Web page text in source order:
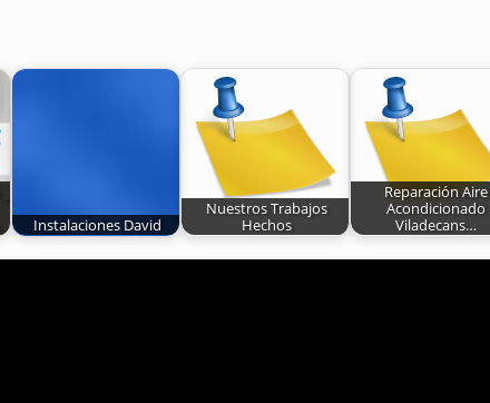
Instalaciones David
Nuestros Trabajos
Hechos
Reparación Aire
Acondicionado
Viladecans…